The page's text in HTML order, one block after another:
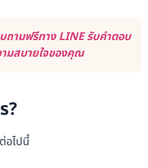
ถามฟรีทาง LINE รับคำตอบ
มสบายใจของคุณ
?
อไปนี้